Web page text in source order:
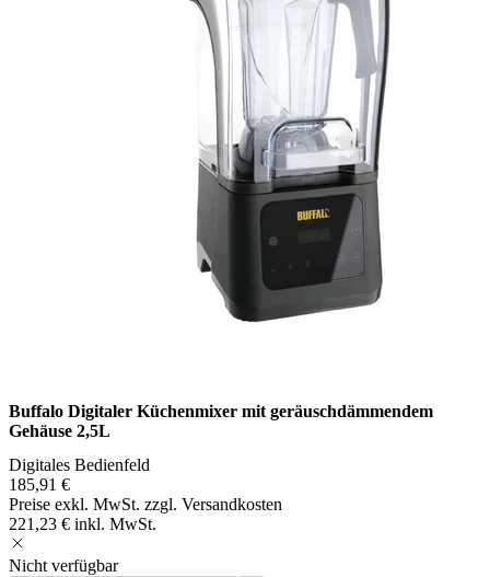
Buffalo Digitaler Küchenmixer mit geräuschdämmendem
Gehäuse 2,5L
Digitales Bedienfeld
185,91 €
Preise exkl. MwSt. zzgl. Versandkosten
221,23 € inkl. MwSt.
Nicht verfügbar